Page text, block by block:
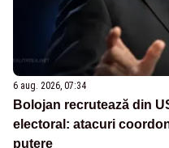
6 aug. 2026, 07:34
Bolojan recrutează din
electoral: atacuri
putere